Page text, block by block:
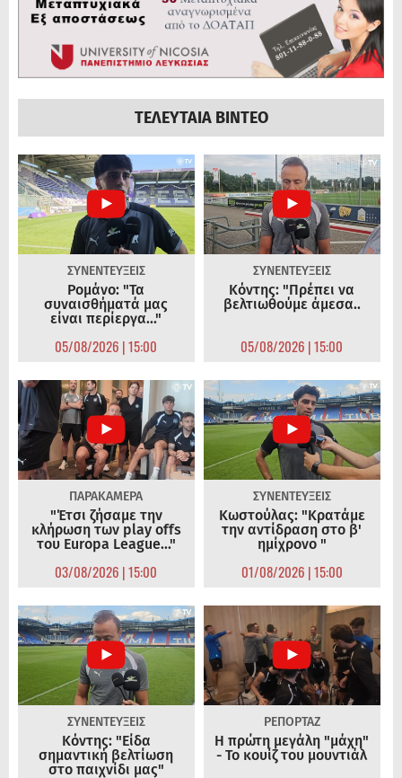
ΤΕΛΕΥΤΑΙΑ ΒΙΝΤΕΟ
ΣΥΝΕΝΤΕΥΞΕΙΣ
Ρομάνο: "Τα
συναισθήματά μας
είναι περίεργα..."
05/08/2026 | 15:00
ΣΥΝΕΝΤΕΥΞΕΙΣ
Κόντης: "Πρέπει να
βελτιωθούμε άμεσα..
05/08/2026 | 15:00
ΠΑΡΑΚΑΜΕΡΑ
"Έτσι ζήσαμε την
κλήρωση των play offs
του Europa League..."
03/08/2026 | 15:00
ΣΥΝΕΝΤΕΥΞΕΙΣ
Κωστούλας: "Κρατάμε
την αντίδραση στο β'
ημίχρονο "
01/08/2026 | 15:00
ΣΥΝΕΝΤΕΥΞΕΙΣ
Κόντης: "Είδα
σημαντική βελτίωση
στο παιχνίδι μας"
ΡΕΠΟΡΤΑΖ
Η πρώτη μεγάλη "μάχη"
- Το κουίζ του μουντιάλ